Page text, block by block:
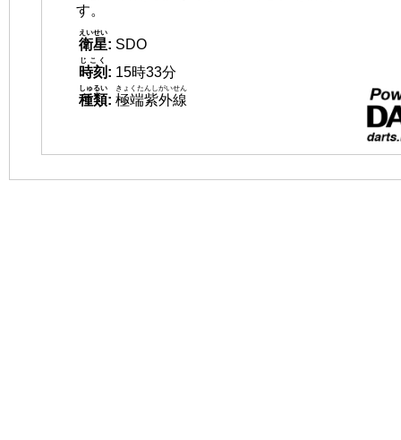
す。
衛星
えいせい
: SDO
時刻
じこく
: 15時33分
種類
しゅるい
: 極端紫外線
きょくたんしがいせん